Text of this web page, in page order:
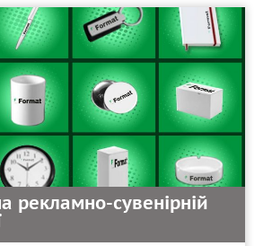
рекламно-сувенірній